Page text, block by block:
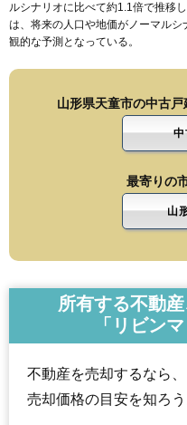
ルシナリオに比べて約1.1倍で推移
は、将来の人口や地価がノーマル
観的な予測となっている。
山形県天童市の中古
中
最寄りの
山
所有する不動
「リビン
不動産を売却するなら
売却価格の目安を知ろう